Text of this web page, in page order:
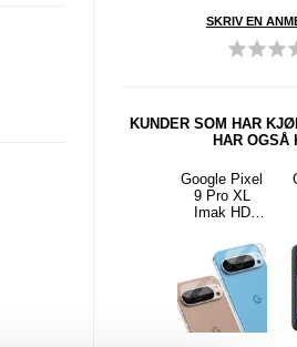
SKRIV EN
KUNDER SOM HAR
HAR OGSÅ
Google Pixel
9 Pro XL
Imak HD
Beskytter - 2
Stk.